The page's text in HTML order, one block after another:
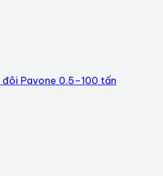
Pavone 0.5–100 tấn